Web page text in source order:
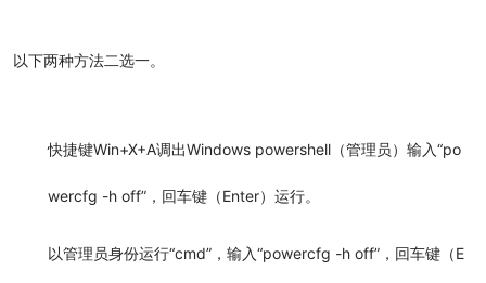
以下两种方法二选一。
快捷键Win+X+A调出Windows powershell（管理员）输入“po
wercfg -h off”，回车键（Enter）运行。
以管理员身份运行“cmd”，输入“powercfg -h off”，回车键（E